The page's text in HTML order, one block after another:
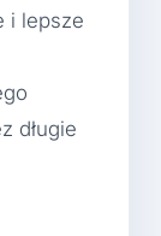
i lepsze
długie